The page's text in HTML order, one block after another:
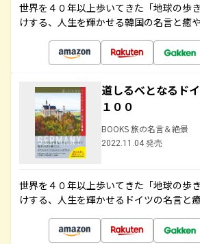
世界を４０年以上歩いてきた「地球の歩
けする、人生を輝かせる韓国の名言と癒
道しるべとなるド
１００
BOOKS 旅の名言＆絶景
2022.11.04 発売
世界を４０年以上歩いてきた「地球の歩
けする、人生を輝かせるドイツの名言と